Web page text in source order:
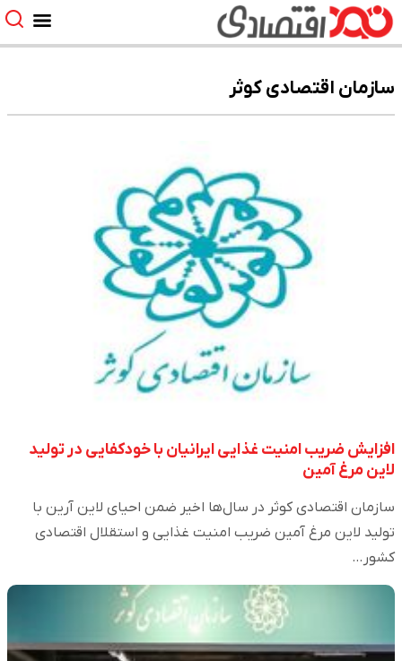
سازمان اقتصادی کوثر
افزایش ضریب امنیت غذایی ایرانیان با خودکفایی در تولید
لاین مرغ آمین
سازمان اقتصادی کوثر در سال‌ها اخیر ضمن احیای لاین آرین با
تولید لاین مرغ آمین ضریب امنیت غذایی و استقلال اقتصادی
کشور…